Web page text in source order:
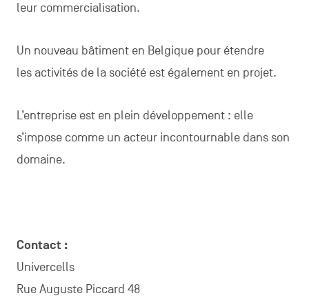
leur commercialisation.
Un nouveau bâtiment en Belgique pour étendre
les activités de la société est également en projet.
L’entreprise est en plein développement : elle
s’impose comme un acteur incontournable dans son
domaine.
Contact :
Univercells
Rue Auguste Piccard 48